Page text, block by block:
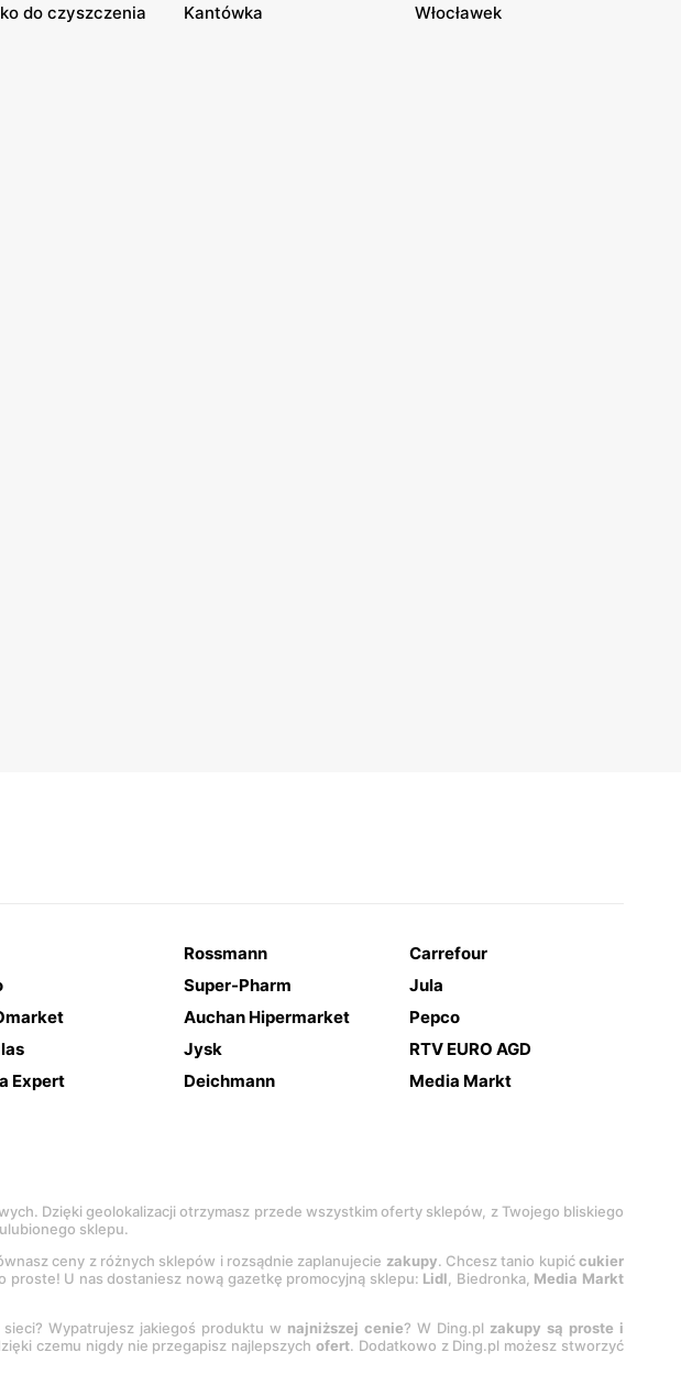
do czyszczenia Kantówka Włocławek
Rossmann
Carrefour
Super-Pharm
Jula
Auchan Hipermarket
Pepco
Jysk
RTV EURO AGD
Expert Deichmann Media Markt
Dzięki geolokalizacji otrzymasz przede wszystkim oferty sklepów, z Twojego bliskiego
sklepu.
ceny z różnych sklepów i rozsądnie zaplanujecie zakupy. Chcesz tanio kupićcukier
proste! U nas dostaniesz nową gazetkę promocyjną sklepu: Lidl, Biedronka, Media Markt
Wypatrujesz jakiegoś produktu w najniższej cenie? W Ding.pl zakupy są proste i
czemu nigdy nie przegapisz najlepszychofert. Dodatkowo z Ding.pl możesz stworzyć